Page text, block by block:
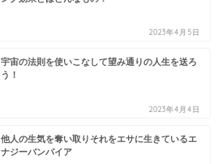
2023年4月5日
宇宙の法則を使いこなして望み通りの人生を送ろ
う！
2023年4月4日
他人の生気を奪い取りそれをエサに生きているエ
ナジーバンパイア